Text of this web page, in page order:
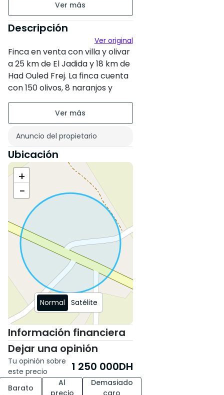
Sin amueblar
2 pisos
Antigüedad de la
construcción : Entre 6 y 10
años
Estado de la propiedad :
Descripción
Ver original
Finca en venta con villa y olivar
a 25 km de El Jadida y 18 km de
Had Ouled Frej. La finca cuenta
con 150 olivos, 8 naranjos y
otros árboles. Todo ello con
sistema de riego por goteo.
Villa amueblada de 180 m² bien
distribuida. Ofrece un entorno
agradable y confortable para
vivir. La finca está legalizada y
titulada. Para más información,
póngase en contacto con
nosotros al 00 33 6 70 90 87 69.
Atentamente.
Anuncio del propietario
Ubicación
+
−
Normal Satélite
Información financiera
Dejar una opinión
Tu opinión sobre
este precio
1 250 000DH
Barato
Al
precio
Demasiado
caro